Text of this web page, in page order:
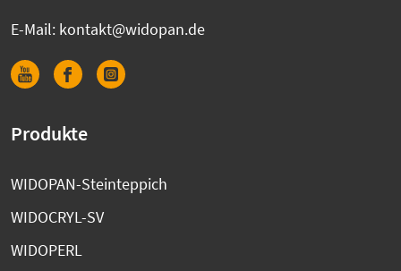
E-Mail: kontakt@widopan.de
Produkte
WIDOPAN-Steinteppich
WIDOCRYL-SV
WIDOPERL